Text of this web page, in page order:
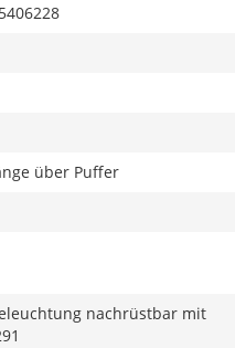
über Puffer
nachrüstbar mit